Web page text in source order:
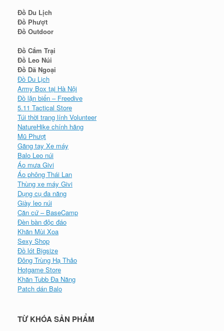
Đồ Du Lịch
Đồ Phượt
Đồ Outdoor
Đồ Cắm Trại
Đồ Leo Núi
Đồ Dã Ngoại
Đồ Du Lịch
Army Box tại Hà Nội
Đồ lặn biển – Freedive
5.11 Tactical Store
Túi thời trang lính Volunteer
NatureHike chính hãng
Mũ Phượt
Găng tay Xe máy
Balo Leo núi
Áo mưa Givi
Áo phông Thái Lan
Thùng xe máy Givi
Dụng cụ đa năng
Giày leo núi
Căn cứ – BaseCamp
Đèn bàn độc đáo
Khăn Mùi Xoa
Sexy Shop
Đồ lót Bigsize
Đông Trùng Hạ Thảo
Hotgame Store
Khăn Tubb Đa Năng
Patch dán Balo
TỪ KHÓA SẢN PHẨM